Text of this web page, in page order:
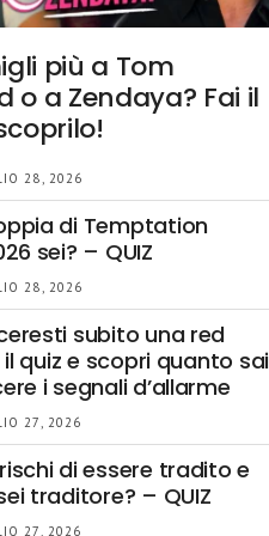
più a Tom
o a Zendaya? Fai il
28, 2026
di Temptation
sei? – QUIZ
28, 2026
subito una red
il quiz e scopri quanto sai
i segnali d’allarme
27, 2026
di essere tradito e
traditore? – QUIZ
27, 2026